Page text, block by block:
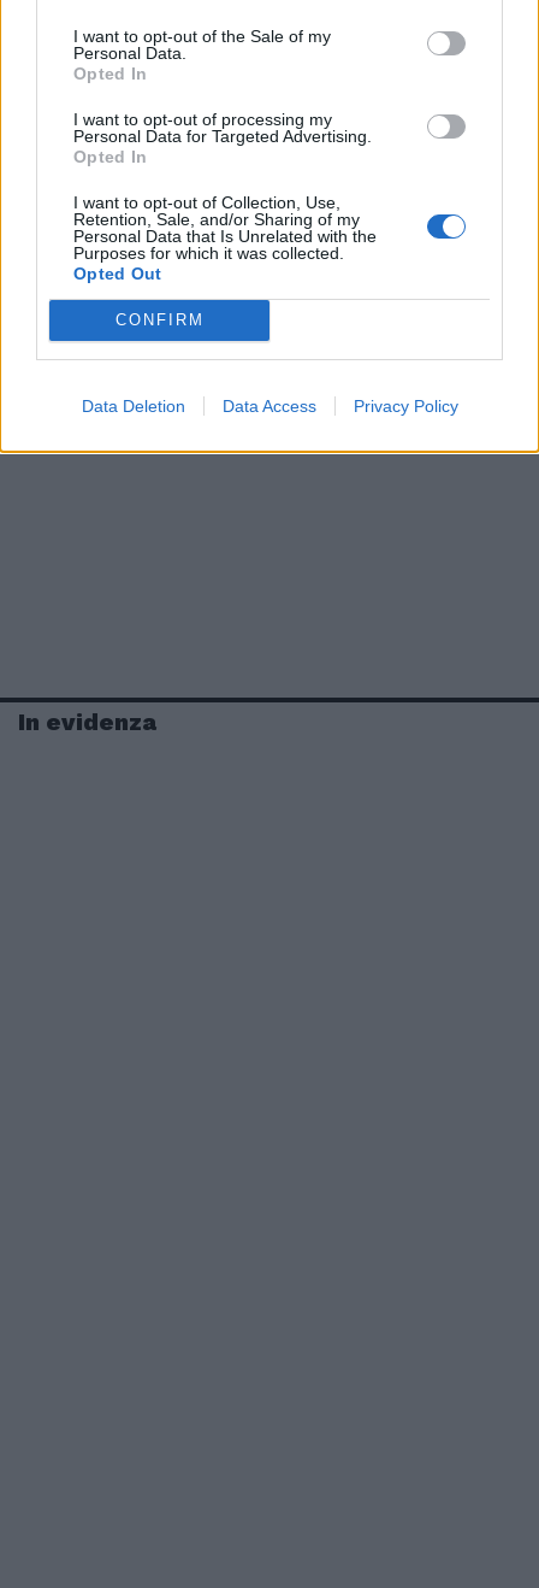
I want to opt-out of the Sale of my
Personal Data.
Opted In
I want to opt-out of processing my
Personal Data for Targeted Advertising.
Opted In
I want to opt-out of Collection, Use,
Retention, Sale, and/or Sharing of my
Personal Data that Is Unrelated with the
Purposes for which it was collected.
Opted Out
CONFIRM
Data Deletion Data Access Privacy Policy
In evidenza